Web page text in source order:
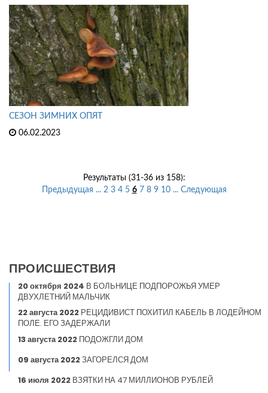
СЕЗОН ЗИМНИХ ОПЯТ
06.02.2023
Результаты (31-36 из 158):
Предыдущая ... 2 3 4 5 6 7 8 9 10 ... Следующая
ПРОИСШЕСТВИЯ
20 октября 2024 В БОЛЬНИЦЕ ПОДПОРОЖЬЯ УМЕР
ДВУХЛЕТНИЙ МАЛЬЧИК
22 августа 2022 РЕЦИДИВИСТ ПОХИТИЛ КАБЕЛЬ В ЛОДЕЙНОМ
ПОЛЕ. ЕГО ЗАДЕРЖАЛИ
13 августа 2022 ПОДОЖГЛИ ДОМ
09 августа 2022ЗАГОРЕЛСЯ ДОМ
16 июля 2022 ВЗЯТКИ НА 47 МИЛЛИОНОВ РУБЛЕЙ